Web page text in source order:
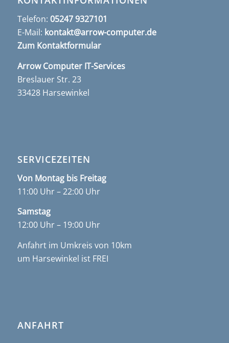
Telefon: 05247 9327101
E-Mail: kontakt@arrow-computer.de
Zum Kontaktformular
Arrow Computer IT-Services
Breslauer Str. 23
33428 Harsewinkel
SERVICEZEITEN
Von Montag bis Freitag
11:00 Uhr – 22:00 Uhr
Samstag
12:00 Uhr – 19:00 Uhr
Anfahrt im Umkreis von 10km
um Harsewinkel ist FREI
ANFAHRT